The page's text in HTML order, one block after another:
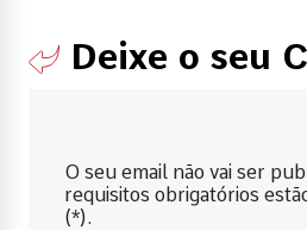
Deixe o seu
O seu email não vai ser
requisitos obrigatórios
(*).